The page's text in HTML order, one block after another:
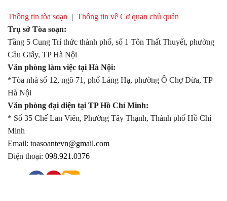
Thông tin tòa soạn
Thông tin về Cơ quan chủ quản
Trụ sở Tòa soạn:
Tầng 5 Cung Trí thức thành phố, số 1 Tôn Thất Thuyết, phường
Cầu Giấy, TP Hà Nội
Văn phòng làm việc tại Hà Nội:
*Tòa nhà số 12, ngõ 71, phố Láng Hạ, phường Ô Chợ Dừa, TP
Hà Nội
Văn phòng đại diện tại TP Hồ Chí Minh:
* Số 35 Chế Lan Viên, Phường Tây Thạnh, Thành phố Hồ Chí
Minh
Email: toasoantevn@gmail.com
Điện thoại: 098.921.0376